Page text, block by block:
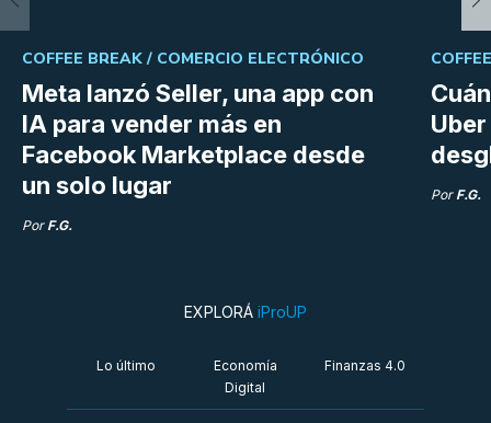
Meta lanzó Seller, una app con
IA para vender más en
Facebook Marketplace desde
un solo lugar
COFFEE BREAK / COMERCIO ELECTRÓNICO
Por F.G.
Por F.G.
EXPLORÁ iProUP
Lo último
Economía
Digital
Finanzas 4.0